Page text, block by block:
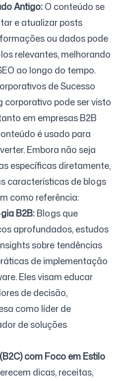
Antigo:O conteúdo se
e atualizar posts
ou dados pode
relevantes, melhorando
ao longo do tempo.
de Sucesso
corporativo pode ser visto
em empresas B2B
é usado para
Embora não seja
específicas diretamente,
características de blogs
como referência:
B2B:Blogs que
aprofundados, estudos
sobre tendências
de implementação
Eles visam educar
de decisão,
como líder de
de soluções
com Foco em Estilo
dicas, receitas,